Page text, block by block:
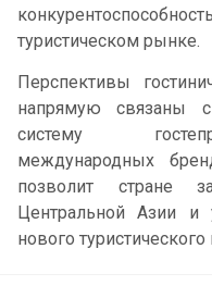
туристическом рынке.
Перспективы
напрямую связаны
систему
международных
позволит стране
Центральной Азии
нового